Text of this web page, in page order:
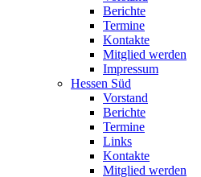
Berichte
Termine
Kontakte
Mitglied werden
Impressum
Hessen Süd
Vorstand
Berichte
Termine
Links
Kontakte
Mitglied werden